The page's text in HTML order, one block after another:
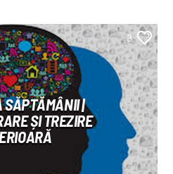
3
SĂPTĂMÂNII |
ȘI TREZIRE